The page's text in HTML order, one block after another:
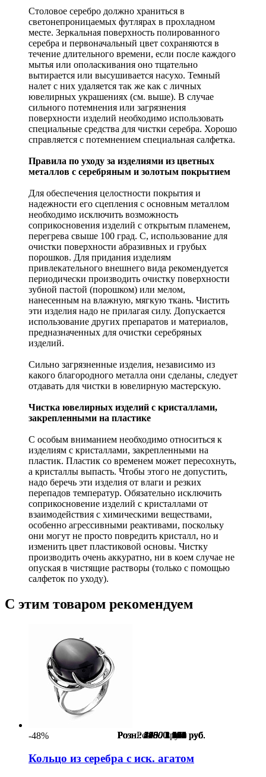
Розн.:4100 1 845 руб.
Розн.:4430 1 994 руб.
Розн.:4950 2 228 руб.
Розн.:1600 1 200 руб.
Розн.:1850 1 388 руб.
Розн.:1600 1 200 руб.
Розн.:1550 1 163 руб.
Розн.:2230 1 673 руб.
Розн.:2480 1 860 руб.
Розн.:2230 1 673 руб.
Розн.:2180 1 635 руб.
Столовое серебро должно храниться в
светонепроницаемых футлярах в прохладном
месте. Зеркальная поверхность полированного
серебра и первоначальный цвет сохраняются в
течение длительного времени, если после каждого
мытья или ополаскивания оно тщательно
вытирается или высушивается насухо. Темный
налет с них удаляется так же как с личных
ювелирных украшениях (см. выше). В случае
сильного потемнения или загрязнения
поверхности изделий необходимо использовать
специальные средства для чистки серебра. Хорошо
справляется с потемнением специальная салфетка.
Правила по уходу за изделиями из цветных
металлов с серебряным и золотым покрытием
Для обеспечения целостности покрытия и
надежности его сцепления с основным металлом
необходимо исключить возможность
соприкосновения изделий с открытым пламенем,
перегрева свыше 100 град. С, использование для
очистки поверхности абразивных и грубых
порошков. Для придания изделиям
привлекательного внешнего вида рекомендуется
периодически производить очистку поверхности
зубной пастой (порошком) или мелом,
нанесенным на влажную, мягкую ткань. Чистить
эти изделия надо не прилагая силу. Допускается
использование других препаратов и материалов,
предназначенных для очистки серебряных
изделий.
Сильно загрязненные изделия, независимо из
какого благородного металла они сделаны, следует
отдавать для чистки в ювелирную мастерскую.
Чистка ювелирных изделий с кристаллами,
закрепленными на пластике
С особым вниманием необходимо относиться к
изделиям с кристаллами, закрепленными на
пластик. Пластик со временем может пересохнуть,
а кристаллы выпасть. Чтобы этого не допустить,
надо беречь эти изделия от влаги и резких
перепадов температур. Обязательно исключить
соприкосновение изделий с кристаллами от
взаимодействия с химическими веществами,
особенно агрессивными реактивами, поскольку
они могут не просто повредить кристалл, но и
изменить цвет пластиковой основы. Чистку
производить очень аккуратно, ни в коем случае не
опуская в чистящие растворы (только с помощью
салфеток по уходу).
С этим товаром рекомендуем
-48%
Кольцо из серебра с иск. агатом
Розн.:5580 2 902 руб.
Розн.:4100 2 132 руб.
Розн.:5250 3 938 руб.
Розн.:3960 2 970 руб.
Розн.:5730 1 891 руб.
Розн.:0руб.